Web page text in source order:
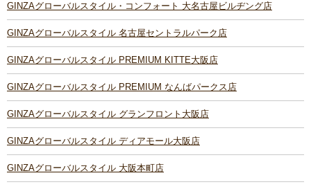
GINZAグローバルスタイル・コンフォート 大名古屋ビルヂング店
GINZAグローバルスタイル 名古屋セントラルパーク店
GINZAグローバルスタイル PREMIUM KITTE大阪店
GINZAグローバルスタイル PREMIUM なんばパークス店
GINZAグローバルスタイル グランフロント大阪店
GINZAグローバルスタイル ディアモール大阪店
GINZAグローバルスタイル 大阪本町店